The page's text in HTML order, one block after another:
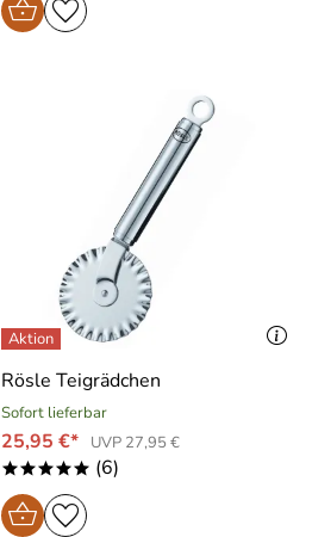
Rösle Teigrädchen
Sofort lieferbar
25,95 €* UVP 27,95 €
***** (6)